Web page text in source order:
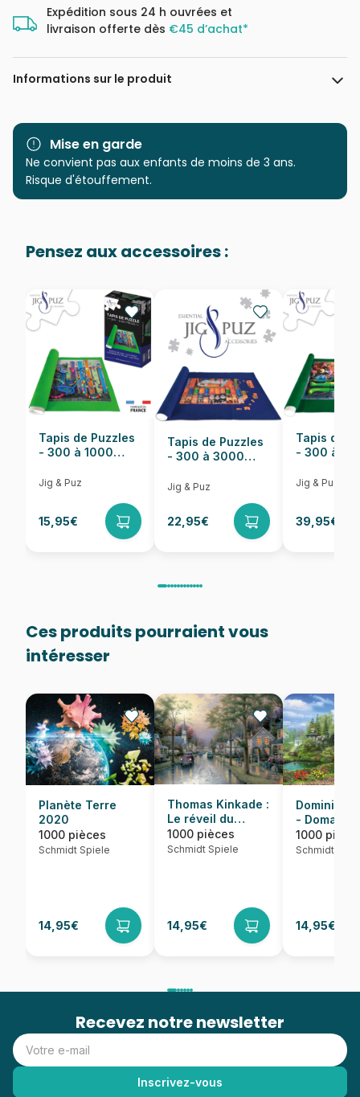
Expédition sous 24 h ouvrées et
livraison offerte dès €45 d’achat*
Informations sur le produit
Marque Schmidt Spiele
Catégorie
Puzzles - Forêts, Fleurs et
EAN 4001504586119
Nombre de pièces 1000 pièces
Dimensions 69 x 49 cm
Mise en garde
Ne convient pas aux enfants de moins de 3 ans.
Risque d'étouffement.
Pensez aux accessoires :
Tapis de Puzzles
- 300 à 1000
Jig & Puz
15,95€
Tapis de Puzzles
- 300 à 3000
Jig & Puz
22,95€
Tapis de
- 300 à
Jig & Puz
39,95€
Ces produits pourraient vous
intéresser
Planète Terre
2020
1000 pièces
Schmidt Spiele
14,95€
Thomas Kinkade :
Le réveil du
village
1000 pièces
Schmidt Spiele
14,95€
Dominic
- Domaine
idyllique
1000
Schmidt
14,95€
Recevez notre newsletter